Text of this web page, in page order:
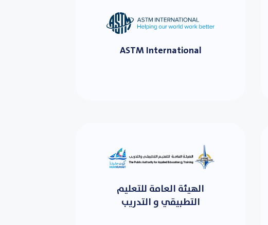
ASTM International
الهيئة العامة للتعليم
التطبيقي و التدريب